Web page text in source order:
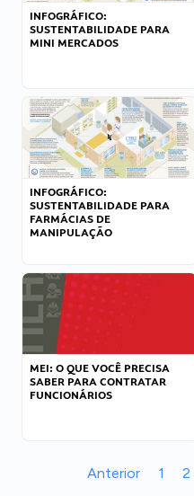
INFOGRÁFICO:
SUSTENTABILIDADE PARA
MINI MERCADOS
INFOGRÁFICO:
SUSTENTABILIDADE PARA
FARMÁCIAS DE
MANIPULAÇÃO
MEI: O QUE VOCÊ PRECISA
SABER PARA CONTRATAR
FUNCIONÁRIOS
Anterior 1 2